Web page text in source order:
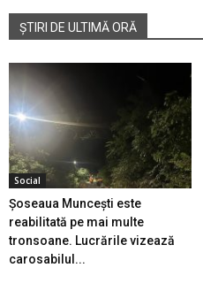
ȘTIRI DE ULTIMĂ ORĂ
Social
Șoseaua Muncești este
reabilitată pe mai multe
tronsoane. Lucrările vizează
carosabilul...